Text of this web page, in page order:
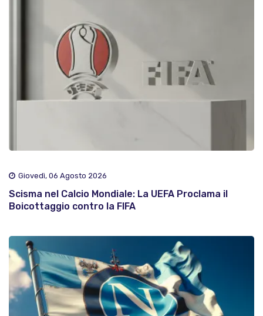
Giovedì, 06 Agosto 2026
Scisma nel Calcio Mondiale: La UEFA Proclama il
Boicottaggio contro la FIFA